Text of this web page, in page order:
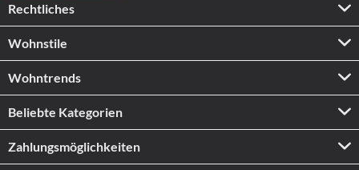
Rechtliches
Wohnstile
Wohntrends
Beliebte Kategorien
Zahlungs­möglichkeiten